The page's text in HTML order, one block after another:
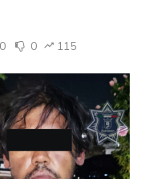
0 0 115